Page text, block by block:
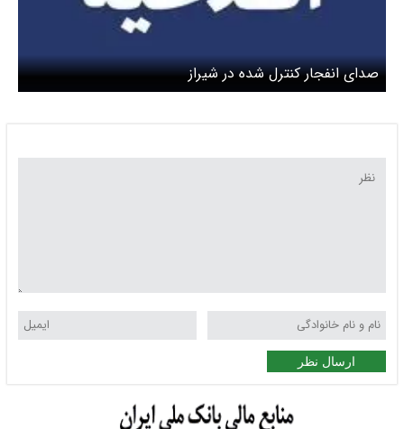
صدای انفجار کنترل شده در شیراز
ارسال نظر